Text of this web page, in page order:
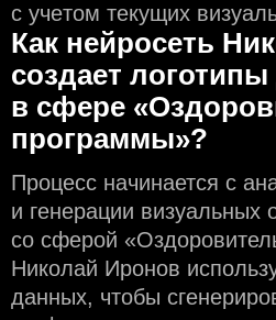
с учeтом текущих
Как нейросеть
создаeт
в сфере
программы»?
Процесс начинается с
и генерации визуальных
со сферой
Николай Иронов
данных, чтобы